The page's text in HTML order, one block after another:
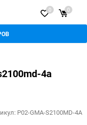
0 0
4a
P02-GMA-S2100MD-4A